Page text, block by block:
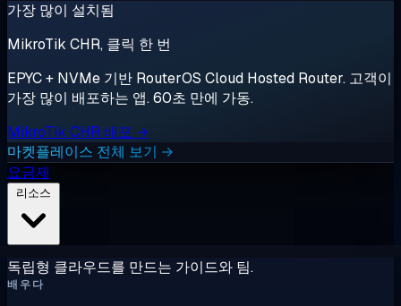
가장 많이 설치됨
MikroTik CHR, 클릭 한 번
EPYC + NVMe 기반 RouterOS Cloud Hosted Router. 고객이
가장 많이 배포하는 앱. 60초 만에 가동.
MikroTik CHR 배포 →
마켓플레이스 전체 보기 →
요금제
독립형 클라우드를 만드는 가이드와 팀.
배우다